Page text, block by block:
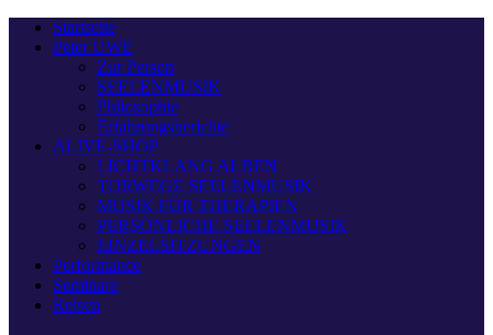
Startseite
Peter UWE
Zur Person
SEELENMUSIK
Philosophie
Erfahrungsberichte
ALIVE-SHOP
LICHTKLANG ALBEN
TORWEGE SEELENMUSIK
MUSIK FÜR THERAPIEN
PERSÖNLICHE SEELENMUSIK
EINZELSITZUNGEN
Performance
Seminare
Reisen